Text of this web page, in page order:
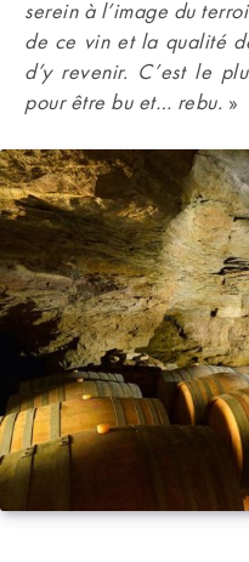
serein à l’image du
de ce vin et la qualité
d’y revenir. C’est le
pour être bu et… rebu. »